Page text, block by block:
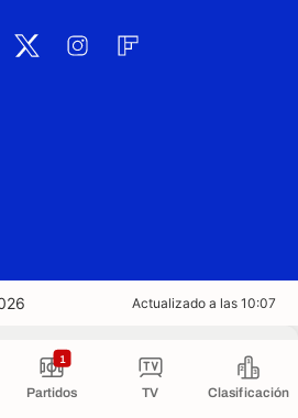
Partidos
1
TV Clasificación
Actualizado a las 10:07